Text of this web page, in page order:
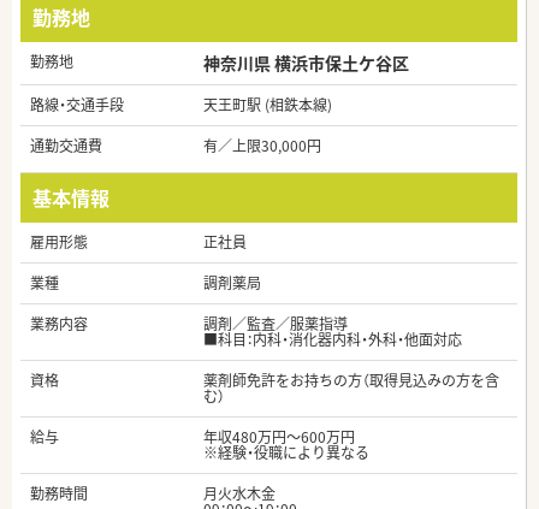
勤務地
勤務地 神奈川県 横浜市保土ケ谷区
路線・交通手段
天王町駅 (相鉄本線)
通勤交通費
有／上限30,000円
基本情報
雇用形態
正社員
業種
調剤薬局
業務内容
調剤／監査／服薬指導
■科目：内科・消化器内科・外科・他面対応
資格
薬剤師免許をお持ちの方（取得見込みの方を含
む）
給与
年収480万円～600万円
※経験・役職により異なる
勤務時間
月火水木金